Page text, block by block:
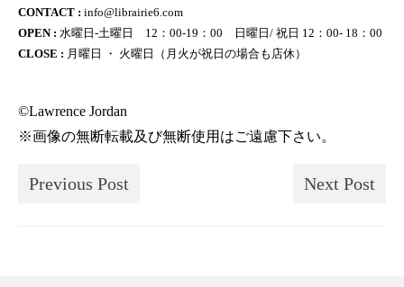
CONTACT : info@librairie6.com
OPEN : 水曜日-土曜日 12：00‐19：00 日曜日/ 祝日 12：00- 18：00
CLOSE : 月曜日 ・ 火曜日（月火が祝日の場合も店休）
©Lawrence Jordan
※画像の無断転載及び無断使用はご遠慮下さい。
Previous Post Next Post